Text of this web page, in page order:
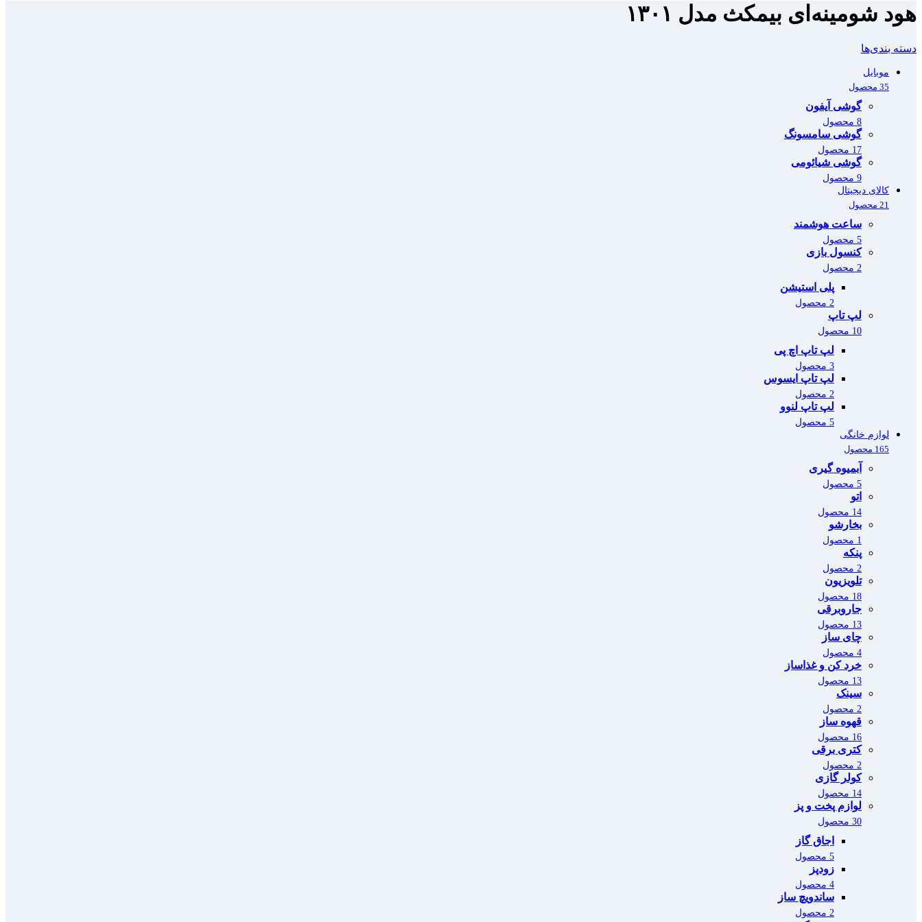
هود شومینه‌ای بیمکث مدل ۱۳۰۱
دسته بندی‌ها
موبایل
35 محصول
گوشی آیفون
8 محصول
گوشی سامسونگ
17 محصول
گوشی شیائومی
9 محصول
کالای دیجیتال
21 محصول
ساعت هوشمند
5 محصول
کنسول بازی
2 محصول
پلی استیشن
2 محصول
لپ تاپ
10 محصول
لپ تاپ اچ پی
3 محصول
لپ تاپ ایسوس
2 محصول
لپ تاپ لنوو
5 محصول
لوازم خانگی
165 محصول
آبمیوه گیری
5 محصول
اتو
14 محصول
بخارشو
1 محصول
پنکه
2 محصول
تلویزیون
18 محصول
جاروبرقی
13 محصول
چای ساز
4 محصول
خرد کن و غذاساز
13 محصول
سینک
2 محصول
قهوه ساز
16 محصول
کتری برقی
2 محصول
کولر گازی
14 محصول
لوازم پخت و پز
30 محصول
اجاق گاز
5 محصول
زودپز
4 محصول
ساندویچ ساز
2 محصول